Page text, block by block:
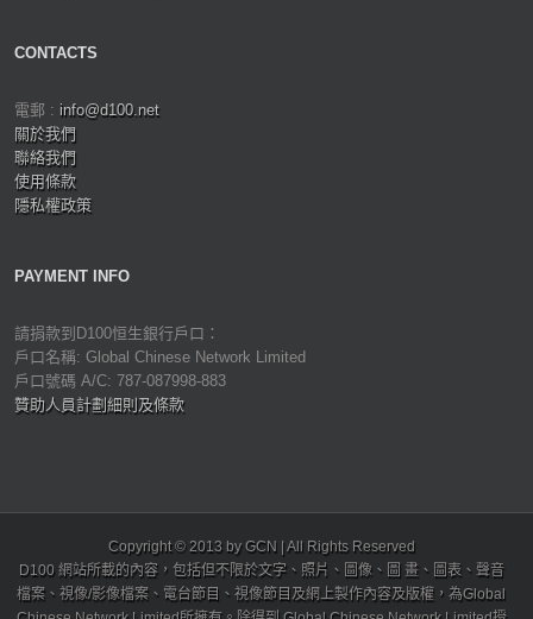
CONTACTS
電郵 : info@d100.net
關於我們
聯絡我們
使用條款
隱私權政策
PAYMENT INFO
請捐款到D100恒生銀行戶口：
戶口名稱: Global Chinese Network Limited
戶口號碼 A/C: 787-087998-883
贊助人員計劃細則及條款
Copyright © 2013 by GCN | All Rights Reserved
D100 網站所載的內容，包括但不限於文字、照片、圖像、圖 畫、圖表、聲音
檔案、視像/影像檔案、電台節目、視像節目及網上製作內容及版權，為Global